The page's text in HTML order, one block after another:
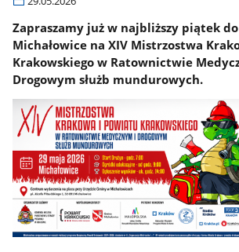
Zapraszamy już w najbliższy piątek
Michałowice na XIV Mistrzostwa
Krakowskiego w Ratownictwie
Drogowym służb mundurowych.